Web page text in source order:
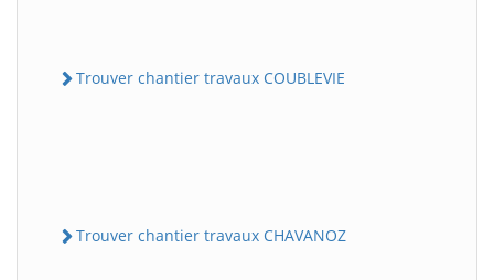
Trouver chantier travaux COUBLEVIE
Trouver chantier travaux CHAVANOZ